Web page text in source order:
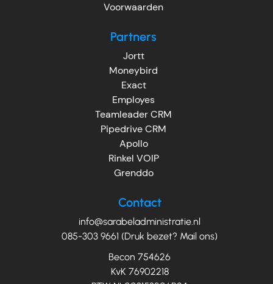
Voorwaarden
Partners
Jortt
Moneybird
Exact
Employes
Teamleader CRM
Pipedrive CRM
Apollo
Rinkel VOIP
Grenddo
Contact
info@sarabeladministratie.nl
085-303 9661 (Druk bezet? Mail ons)
Becon 754626
KvK 76902218